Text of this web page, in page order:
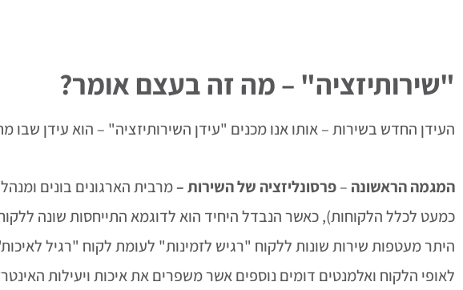
"שירותיזציה" – מה זה בעצם אומר?
העידן החדש בשירות – אותו אנו מכנים "עידן השירותיזציה" – הוא עידן
המגמה הראשונה –פרסונליזציה של השירות –
כמעט לכלל הלקוחות), כאשר הנבדל היחיד הוא לדוגמא התייחסות שונה
היתר מעטפות שירות שונות ללקוח "רגיש לזמינות" לעומת לקוח "רגיל
לאופי הלקוח ואלמנטים דומים נוספים אשר משפרים את איכות ויעילות